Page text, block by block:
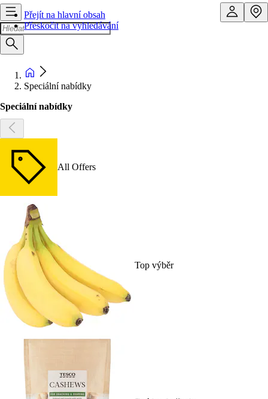
Přejít na hlavní obsah
Přeskočit na vyhledávání
Speciální nabídky
Speciální nabídky
All Offers
Top výběr